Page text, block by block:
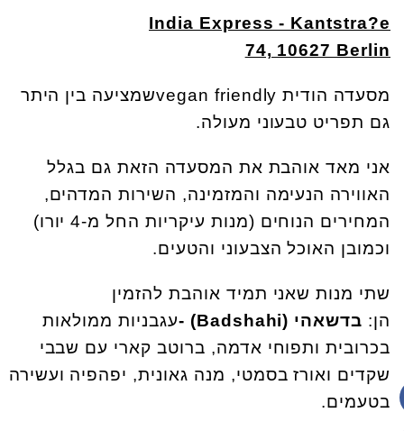
India Express - Kantstra?e
74, 10627 Berlin
מסעדה הודית vegan friendlyשמציעה בין היתר
גם תפריט טבעוני מעולה.
אני מאד אוהבת את המסעדה הזאת גם בגלל
האווירה הנעימה והמזמינה, השירות המדהים,
המחירים הנוחים (מנות עיקריות החל מ-4 יורו)
וכמובן האוכל הצבעוני והטעים.
שתי מנות שאני תמיד אוהבת להזמין
הן: בדשאהי - (Badshahi)עגבניות ממולאות
בכרובית ותפוחי אדמה, ברוטב קארי עם שבבי
שקדים ואורז בסמטי, מנה גאונית, יפהפיה ועשירה
בטעמים.